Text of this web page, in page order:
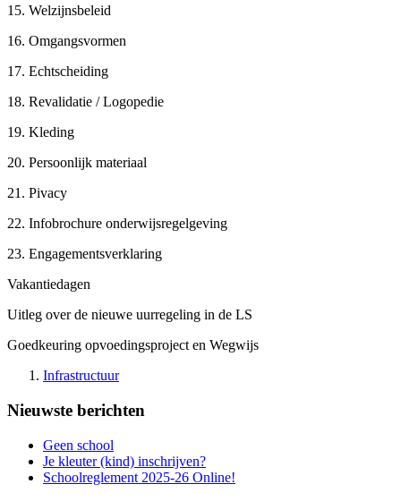
15. Welzijnsbeleid
16. Omgangsvormen
17. Echtscheiding
18. Revalidatie / Logopedie
19. Kleding
20. Persoonlijk materiaal
21. Pivacy
22. Infobrochure onderwijsregelgeving
23. Engagementsverklaring
Vakantiedagen
Uitleg over de nieuwe uurregeling in de LS
Goedkeuring opvoedingsproject en Wegwijs
Infrastructuur
Nieuwste berichten
Geen school
Je kleuter (kind) inschrijven?
Schoolreglement 2025-26 Online!